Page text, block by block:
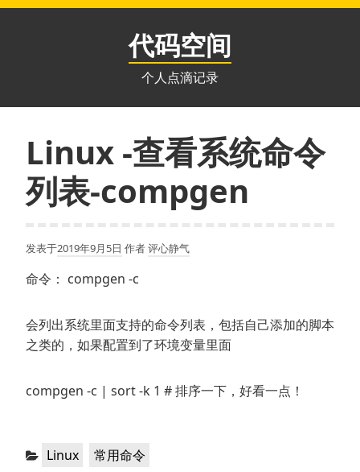
跳
代码空间
个人点滴记录
Linux -查看系统命令
列表-compgen
发表于2019年9月5日 作者评心静气
命令： compgen -c
会列出系统里面支持的命令列表，包括自己添加的脚本
之类的，如果配置到了环境变量里面
compgen -c | sort -k 1 # 排序一下，好看一点！
分
Linux ，
常用命令